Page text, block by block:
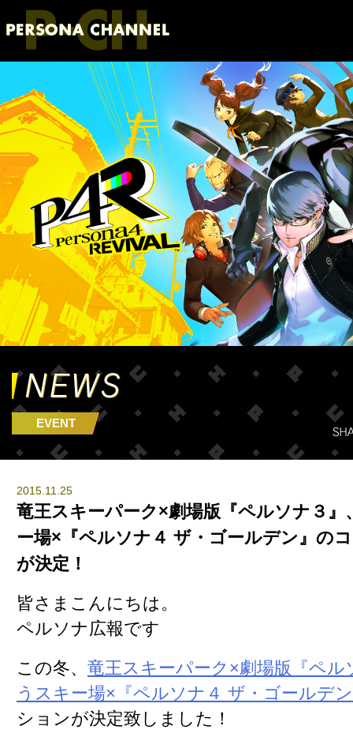
EVENT
2015.11.25
竜王スキーパーク×劇場版『ペルソナ３』
ー場×『ペルソナ４ ザ・ゴールデン』の
が決定！
皆さまこんにちは。
ペルソナ広報です
この冬、 竜王スキーパーク×劇場版『ペル
うスキー場×『ペルソナ４ ザ・ゴールデ
ションが決定致しました！